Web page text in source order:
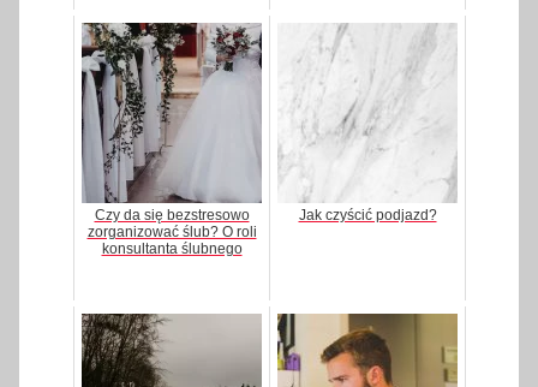
Czy da się bezstresowo
zorganizować ślub? O roli
konsultanta ślubnego
Jak czyścić podjazd?